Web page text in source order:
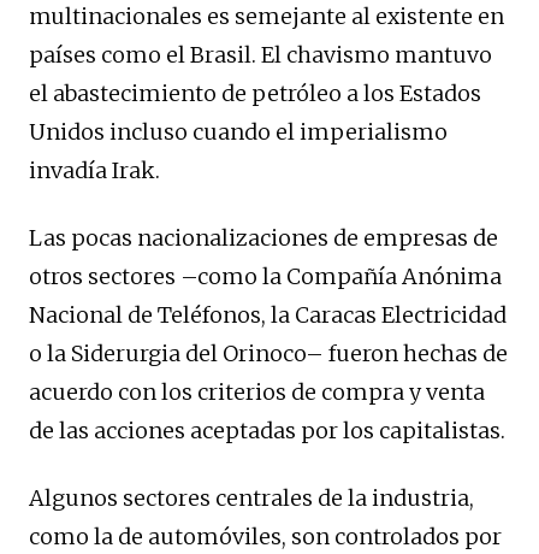
multinacionales es semejante al existente en
países como el Brasil. El chavismo mantuvo
el abastecimiento de petróleo a los Estados
Unidos incluso cuando el imperialismo
invadía Irak.
Las pocas nacionalizaciones de empresas de
otros sectores –como la Compañía Anónima
Nacional de Teléfonos, la Caracas Electricidad
o la Siderurgia del Orinoco– fueron hechas de
acuerdo con los criterios de compra y venta
de las acciones aceptadas por los capitalistas.
Algunos sectores centrales de la industria,
como la de automóviles, son controlados por